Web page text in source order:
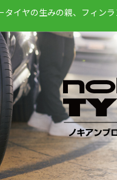
タイヤの生みの親、フィン